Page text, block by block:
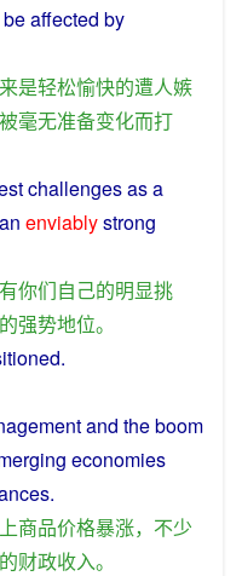
affected by
是轻松愉快的遭人嫉
被毫无准备变化而打
challengesasa
an enviablystrong
有你们自己的明显挑
的强势地位。
.
and theboom
economies
商品价格暴涨， 不少
的财政收入。